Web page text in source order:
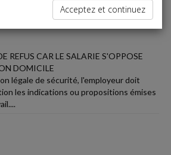
REFUS CAR LE SALARIE S'OPPOSE
DOMICILE
légale de sécurité, l'employeur doit
les indications ou propositions émises
Acceptez et continuez